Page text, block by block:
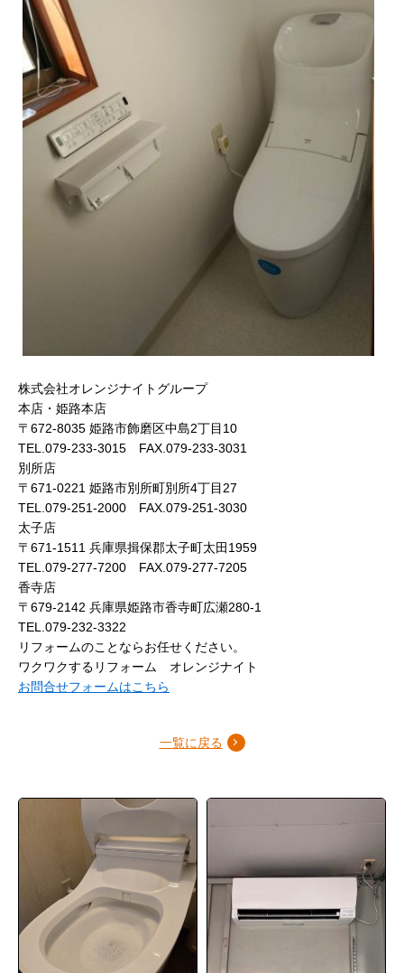
株式会社オレンジナイトグループ
本店・姫路本店
〒672-8035 姫路市飾磨区中島2丁目10
TEL.079-233-3015 FAX.079-233-3031
別所店
〒671-0221 姫路市別所町別所4丁目27
TEL.079-251-2000 FAX.079-251-3030
太子店
〒671-1511 兵庫県揖保郡太子町太田1959
TEL.079-277-7200 FAX.079-277-7205
香寺店
〒679-2142 兵庫県姫路市香寺町広瀬280-1
TEL.079-232-3322
リフォームのことならお任せください。
ワクワクするリフォーム オレンジナイト
お問合せフォームはこちら
一覧に戻る